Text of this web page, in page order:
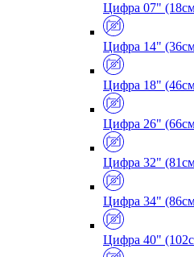
Цифра 07"
Цифра 14"
Цифра 18"
Цифра 26"
Цифра 32"
Цифра 34"
Цифра 40"